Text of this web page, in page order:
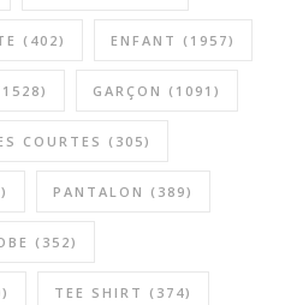
(402) ENFANT (1957)
GARÇON (1091)
COURTES (305)
PANTALON (389)
(352)
TEE SHIRT (374)